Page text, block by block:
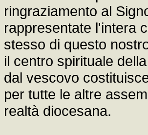
ringraziamento al
rappresentate l'intera
stesso di questo
il centro spirituale
dal vescovo
per tutte le altre
realtà diocesana.